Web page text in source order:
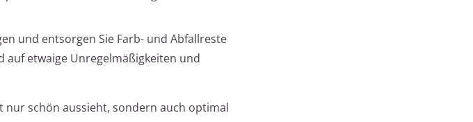
und entsorgen Sie Farb- und Abfallreste
etwaige Unregelmäßigkeiten und
nur schön aussieht, sondern auch optimal